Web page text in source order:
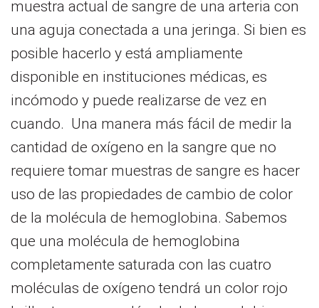
muestra actual de sangre de una arteria con
una aguja conectada a una jeringa. Si bien es
posible hacerlo y está ampliamente
disponible en instituciones médicas, es
incómodo y puede realizarse de vez en
cuando. Una manera más fácil de medir la
cantidad de oxígeno en la sangre que no
requiere tomar muestras de sangre es hacer
uso de las propiedades de cambio de color
de la molécula de hemoglobina. Sabemos
que una molécula de hemoglobina
completamente saturada con las cuatro
moléculas de oxígeno tendrá un color rojo